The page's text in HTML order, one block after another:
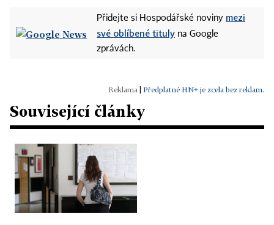
Přidejte si Hospodářské noviny mezi
své oblíbené tituly na Google
zprávách.
Předplatné HN+ je zcela bez reklam.
Související články